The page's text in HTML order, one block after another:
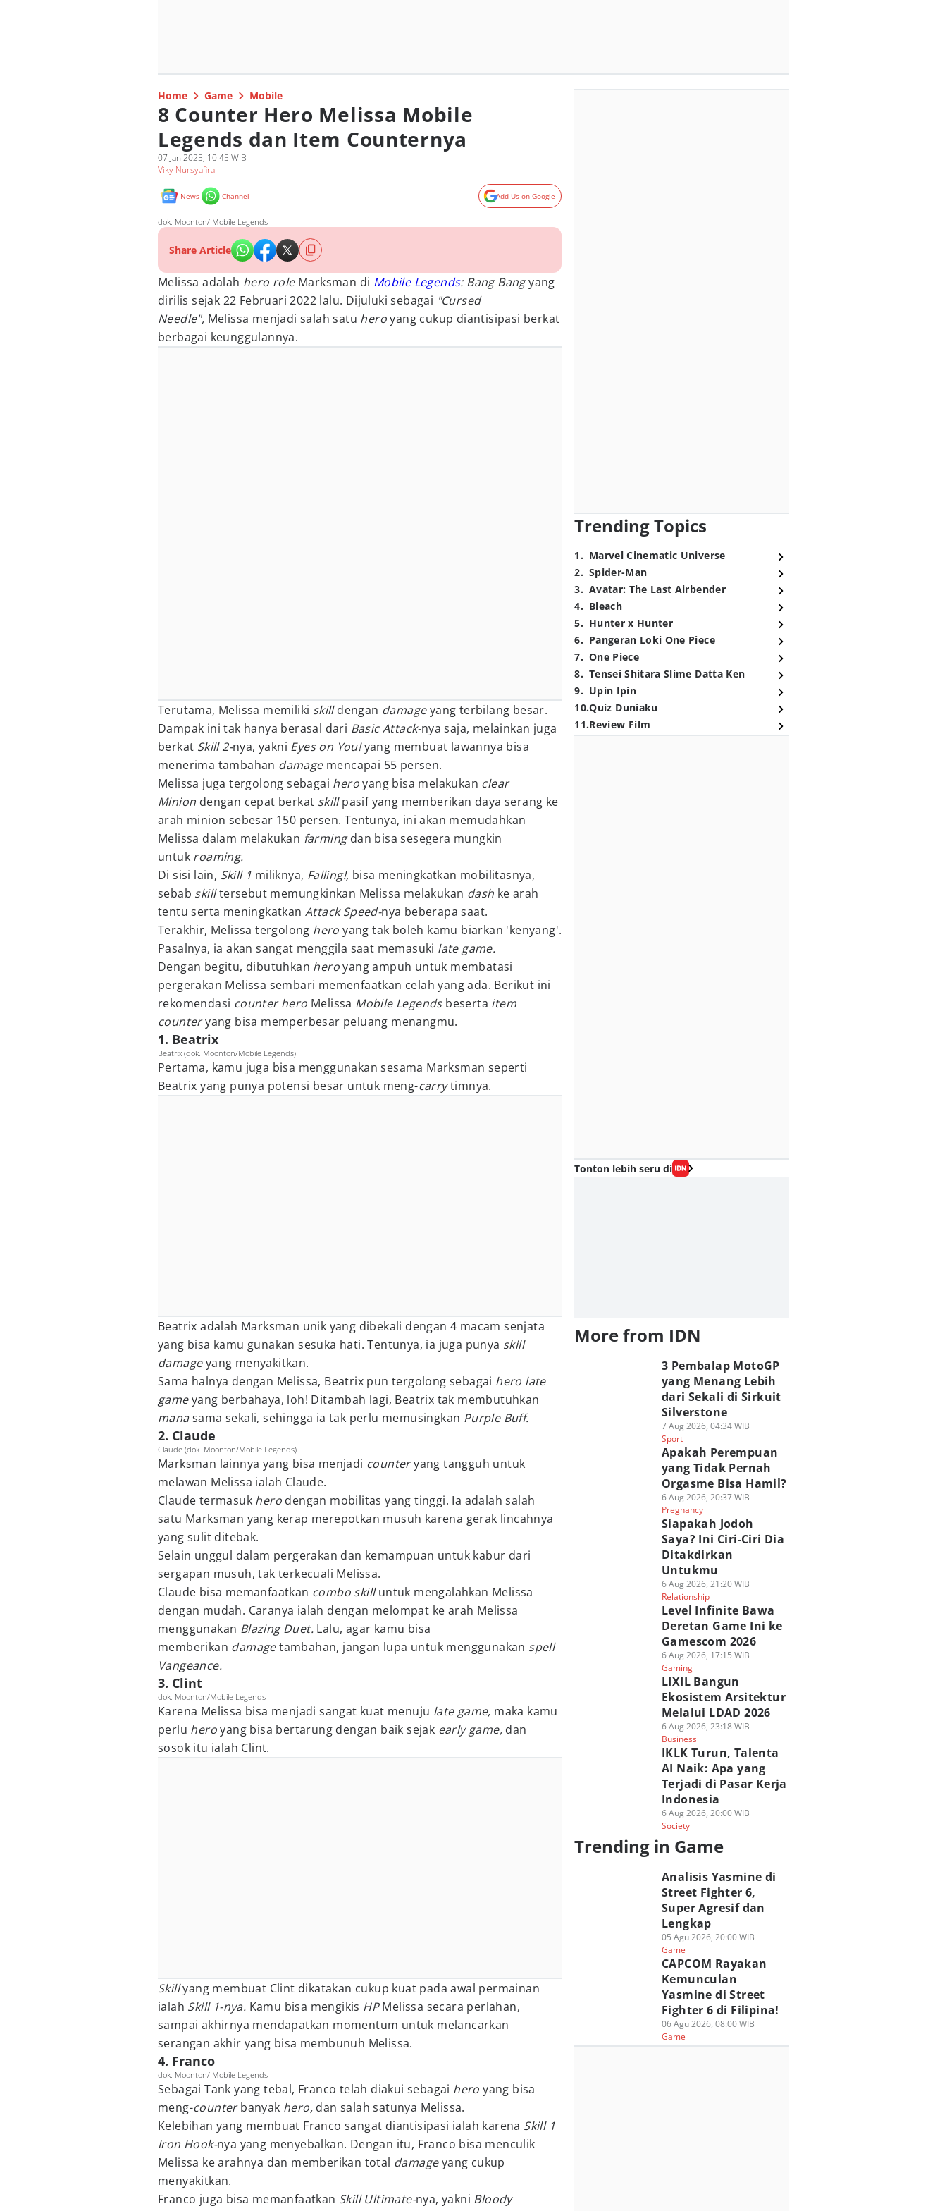
Home Game Mobile
8 Counter Hero Melissa Mobile
Legends dan Item Counternya
07 Jan 2025, 10:45 WIB
Viky Nursyafira
News Channel Add Us on Google
dok. Moonton/ Mobile Legends
Share Article
Melissa adalah hero role Marksman di Mobile Legends: Bang Bangyang
dirilis sejak 22 Februari 2022 lalu. Dijuluki sebagai "Cursed
Needle", Melissa menjadi salah satu heroyang cukup diantisipasi berkat
berbagai keunggulannya.
Terutama, Melissa memiliki skilldengan damageyang terbilang besar.
Dampak ini tak hanya berasal dari Basic Attack-nya saja, melainkan juga
berkat Skill 2-nya, yakni Eyes on You!yang membuat lawannya bisa
menerima tambahan damage mencapai 55 persen.
Melissa juga tergolong sebagai heroyang bisa melakukan clear
Minion dengan cepat berkat skillpasif yang memberikan daya serang ke
arah minion sebesar 150 persen. Tentunya, ini akan memudahkan
Melissa dalam melakukan farmingdan bisa sesegera mungkin
untuk roaming.
Di sisi lain, Skill 1 miliknya, Falling!, bisa meningkatkan mobilitasnya,
sebab skilltersebut memungkinkan Melissa melakukan dash ke arah
tentu serta meningkatkan Attack Speed-nya beberapa saat.
Terakhir, Melissa tergolong heroyang tak boleh kamu biarkan 'kenyang'.
Pasalnya, ia akan sangat menggila saat memasuki late game.
Dengan begitu, dibutuhkan heroyang ampuh untuk membatasi
pergerakan Melissa sembari memenfaatkan celah yang ada. Berikut ini
rekomendasi counter hero Melissa Mobile Legends beserta item
counteryang bisa memperbesar peluang menangmu.
1. Beatrix
Beatrix (dok. Moonton/Mobile Legends)
Pertama, kamu juga bisa menggunakan sesama Marksman seperti
Beatrix yang punya potensi besar untuk meng-carrytimnya.
Beatrix adalah Marksman unik yang dibekali dengan 4 macam senjata
yang bisa kamu gunakan sesuka hati. Tentunya, ia juga punya skill
damageyang menyakitkan.
Sama halnya dengan Melissa, Beatrix pun tergolong sebagai hero late
gameyang berbahaya, loh! Ditambah lagi, Beatrix tak membutuhkan
manasama sekali, sehingga ia tak perlu memusingkan Purple Buff.
2. Claude
Claude (dok. Moonton/Mobile Legends)
Marksman lainnya yang bisa menjadi counteryang tangguh untuk
melawan Melissa ialah Claude.
Claude termasuk hero dengan mobilitas yang tinggi. Ia adalah salah
satu Marksman yang kerap merepotkan musuh karena gerak lincahnya
yang sulit ditebak.
Selain unggul dalam pergerakan dan kemampuan untuk kabur dari
sergapan musuh, tak terkecuali Melissa.
Claude bisa memanfaatkan combo skilluntuk mengalahkan Melissa
dengan mudah. Caranya ialah dengan melompat ke arah Melissa
menggunakan Blazing Duet. Lalu, agar kamu bisa
memberikan damagetambahan, jangan lupa untuk menggunakan spell
Vangeance.
3. Clint
dok. Moonton/Mobile Legends
Karena Melissa bisa menjadi sangat kuat menuju late game, maka kamu
perlu heroyang bisa bertarung dengan baik sejak early game, dan
sosok itu ialah Clint.
Skillyang membuat Clint dikatakan cukup kuat pada awal permainan
ialah Skill 1-nya. Kamu bisa mengikis HPMelissa secara perlahan,
sampai akhirnya mendapatkan momentum untuk melancarkan
serangan akhir yang bisa membunuh Melissa.
4. Franco
dok. Moonton/ Mobile Legends
Sebagai Tank yang tebal, Franco telah diakui sebagai heroyang bisa
meng-counterbanyak hero, dan salah satunya Melissa.
Kelebihan yang membuat Franco sangat diantisipasi ialah karena Skill 1
Iron Hook-nya yang menyebalkan. Dengan itu, Franco bisa menculik
Melissa ke arahnya dan memberikan total damageyang cukup
menyakitkan.
Franco juga bisa memanfaatkan Skill Ultimate-nya, yakni Bloody
Trending Topics
1. Marvel Cinematic Universe
2. Spider-Man
3. Avatar: The Last Airbender
4. Bleach
5. Hunter x Hunter
6. Pangeran Loki One Piece
7. One Piece
8. Tensei Shitara Slime Datta Ken
9. Upin Ipin
10.Quiz Duniaku
11.Review Film
Tonton lebih seru di
More from IDN
3 Pembalap MotoGP
yang Menang Lebih
dari Sekali di Sirkuit
Silverstone
7 Aug 2026, 04:34 WIB
Sport
Apakah Perempuan
yang Tidak Pernah
Orgasme Bisa Hamil?
6 Aug 2026, 20:37 WIB
Pregnancy
Siapakah Jodoh
Saya? Ini Ciri-Ciri Dia
Ditakdirkan
Untukmu
6 Aug 2026, 21:20 WIB
Relationship
Level Infinite Bawa
Deretan Game Ini ke
Gamescom 2026
6 Aug 2026, 17:15 WIB
Gaming
LIXIL Bangun
Ekosistem Arsitektur
Melalui LDAD 2026
6 Aug 2026, 23:18 WIB
Business
IKLK Turun, Talenta
AI Naik: Apa yang
Terjadi di Pasar Kerja
Indonesia
6 Aug 2026, 20:00 WIB
Society
Trending in Game
Analisis Yasmine di
Street Fighter 6,
Super Agresif dan
Lengkap
05 Agu 2026, 20:00 WIB
Game
CAPCOM Rayakan
Kemunculan
Yasmine di Street
Fighter 6 di Filipina!
06 Agu 2026, 08:00 WIB
Game